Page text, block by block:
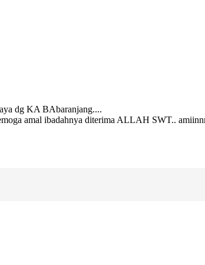
dg KA BAbaranjang....
amal ibadahnya diterima ALLAH SWT..